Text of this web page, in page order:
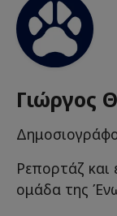
Γιώργος
Ρεπορτάζ και
ομάδα της